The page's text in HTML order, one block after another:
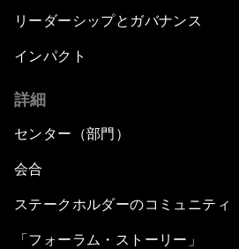
リーダーシップとガバナンス
インパクト
詳細
センター（部門）
会合
ステークホルダーのコミュニティ
「フォーラム・ストーリー」